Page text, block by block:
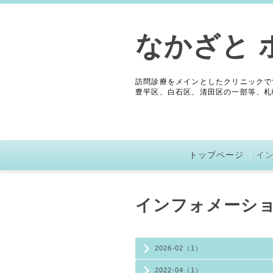
なかざと
訪問診療をメインとしたクリニックで
豊平区、白石区、清田区の一部等、
トップページ イ
2026-02（1）
2022-04（1）
インフォメーシ